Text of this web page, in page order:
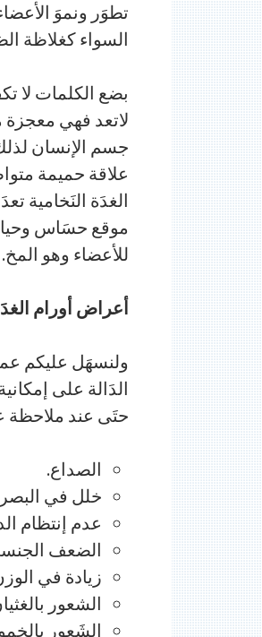
تطوَر ونموَ
السواء كغلاظة
بضع الكلمات لا
لاتعد فهي
جسم الإنسان
علاقة حميمة
الغدَة النَخامية
موقع حسَاس
للأعضاء وهو المخ.
أعراض أورام
ولنسهَل عليكم
الدَالة على
حتَى عند
الصداع.
خلل في البصر
عدم إنتظام
الضعف
زيادة في
الشعور
الشَعور